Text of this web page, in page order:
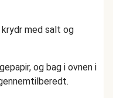
med salt og
og bag i ovnen i